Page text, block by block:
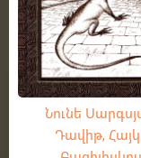
Նունե
Դավիթ,